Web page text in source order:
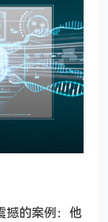
撼的案例：他